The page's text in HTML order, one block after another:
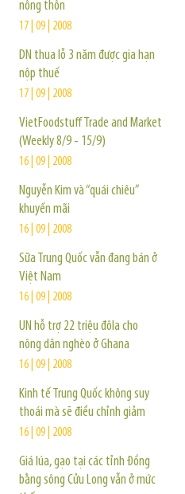
nông thôn
17 | 09 | 2008
DN thua lỗ 3 năm được gia hạn
nộp thuế
17 | 09 | 2008
VietFoodstuff Trade and Market
(Weekly 8/9 - 15/9)
16 | 09 | 2008
Nguyễn Kim và “quái chiêu”
khuyến mãi
16 | 09 | 2008
Sữa Trung Quốc vẫn đang bán ở
Việt Nam
16 | 09 | 2008
UN hỗ trợ 22 triệu đôla cho
nông dân nghèo ở Ghana
16 | 09 | 2008
Kinh tế Trung Quốc không suy
thoái mà sẽ điều chỉnh giảm
16 | 09 | 2008
Giá lúa, gạo tại các tỉnh Đồng
bằng sông Cửu Long vẫn ở mức